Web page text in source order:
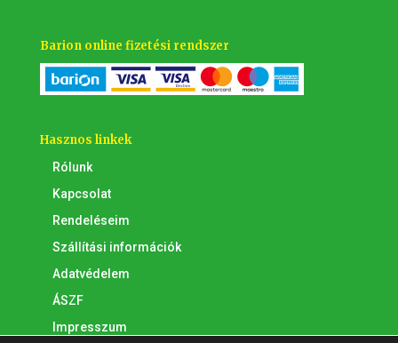
Barion online fizetési rendszer
Hasznos linkek
Rólunk
Kapcsolat
Rendeléseim
Szállítási információk
Adatvédelem
ÁSZF
Impresszum